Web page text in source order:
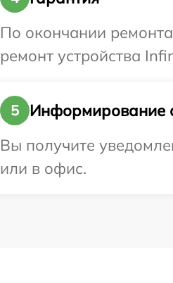
По окончании
ремонт устройства
5
Информирование
Вы получите
или в офис.